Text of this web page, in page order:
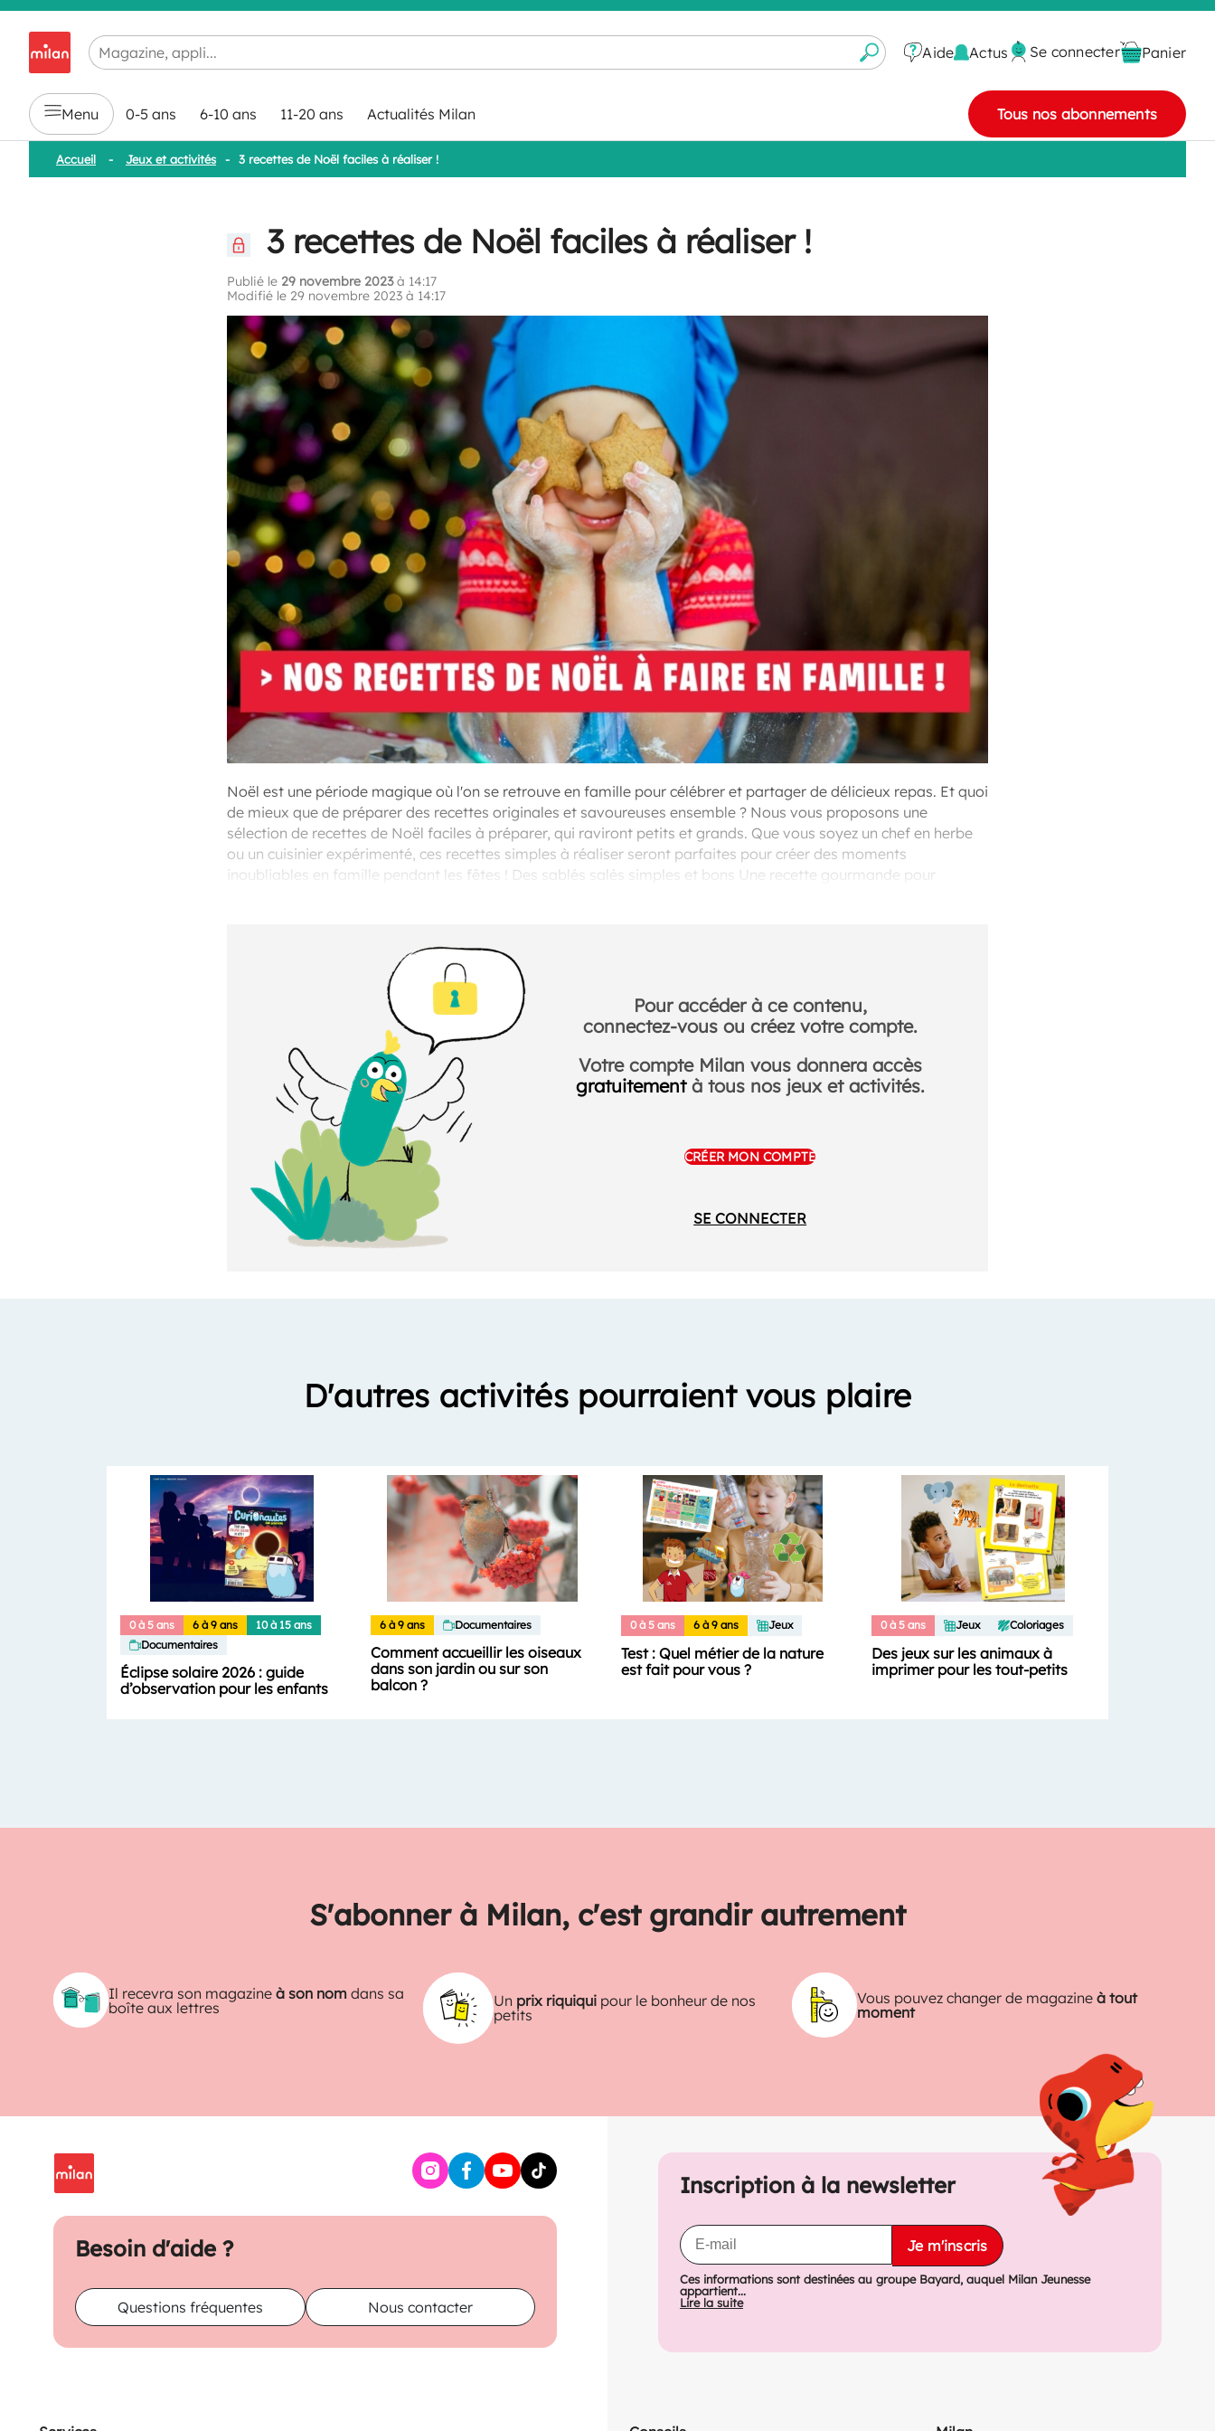
Chargement en cours...
Aide Actus Se connecter Panier
Menu 0-5 ans 6-10 ans 11-20 ans Actualités Milan Tous nos abonnements
Accueil - Jeux et activités - 3 recettes de Noël faciles à réaliser !
3 recettes de Noël faciles à réaliser !
Publié le 29 novembre 2023à 14:17
Modifié le 29 novembre 2023 à 14:17
Noël est une période magique où l'on se retrouve en famille pour célébrer et partager de délicieux repas. Et quoi
de mieux que de préparer des recettes originales et savoureuses ensemble ? Nous vous proposons une
sélection de recettes de Noël faciles à préparer, qui raviront petits et grands. Que vous soyez un chef en herbe
ou un cuisinier expérimenté, ces recettes simples à réaliser seront parfaites pour créer des moments
inoubliables en famille pendant les fêtes ! Des sablés salés simples et bons Une recette gourmande pour
Pour accéder à ce contenu,
connectez-vous ou créez votre compte.
Votre compte Milan vous donnera accès
gratuitementà tous nos jeux et activités.
CRÉER MON COMPTE
SE CONNECTER
D'autres activités pourraient vous plaire
0 à 5 ans 6 à 9 ans
10 à 15 ans
Documentaires
Éclipse solaire 2026 : guide
d’observation pour les enfants
6 à 9 ans Documentaires
Comment accueillir les oiseaux
dans son jardin ou sur son
balcon ?
0 à 5 ans 6 à 9 ans Jeux
Test : Quel métier de la nature
est fait pour vous ?
0 à 5 ans Jeux Coloriages
Des jeux sur les animaux à
imprimer pour les tout-petits
S'abonner à Milan, c'est grandir autrement
Il recevra son magazineà son nom dans sa
boîte aux lettres
Un prix riquiqui pour le bonheur de nos
petits
Vous pouvez changer de magazine à tout
moment
Besoin d'aide ?
Questions fréquentes Nous contacter
Inscription à la newsletter
Je m'inscris
Ces informations sont destinées au groupe Bayard, auquel Milan Jeunesse
appartient...
Lire la suite